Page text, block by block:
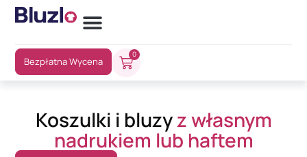
Bezpłatna Wycena
0
Koszulki i bluzyz własnym
nadrukiem lub haftem